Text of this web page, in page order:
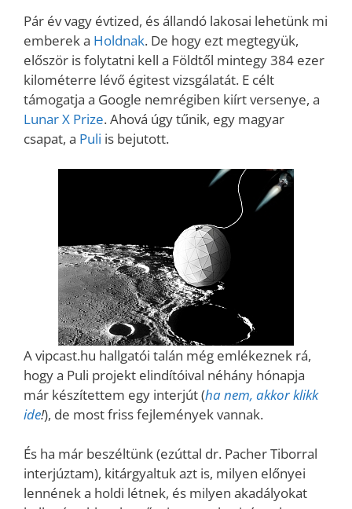
Pár év vagy évtized, és állandó lakosai lehetünk mi
emberek a Holdnak. De hogy ezt megtegyük,
először is folytatni kell a Földtől mintegy 384 ezer
kilométerre lévő égitest vizsgálatát. E célt
támogatja a Google nemrégiben kiírt versenye, a
Lunar X Prize. Ahová úgy tűnik, egy magyar
csapat, a Puli is bejutott.
A vipcast.hu hallgatói talán még emlékeznek rá,
hogy a Puli projekt elindítóival néhány hónapja
már készítettem egy interjút (ha nem, akkor klikk
ide!), de most friss fejlemények vannak.
És ha már beszéltünk (ezúttal dr. Pacher Tiborral
interjúztam), kitárgyaltuk azt is, milyen előnyei
lennének a holdi létnek, és milyen akadályokat